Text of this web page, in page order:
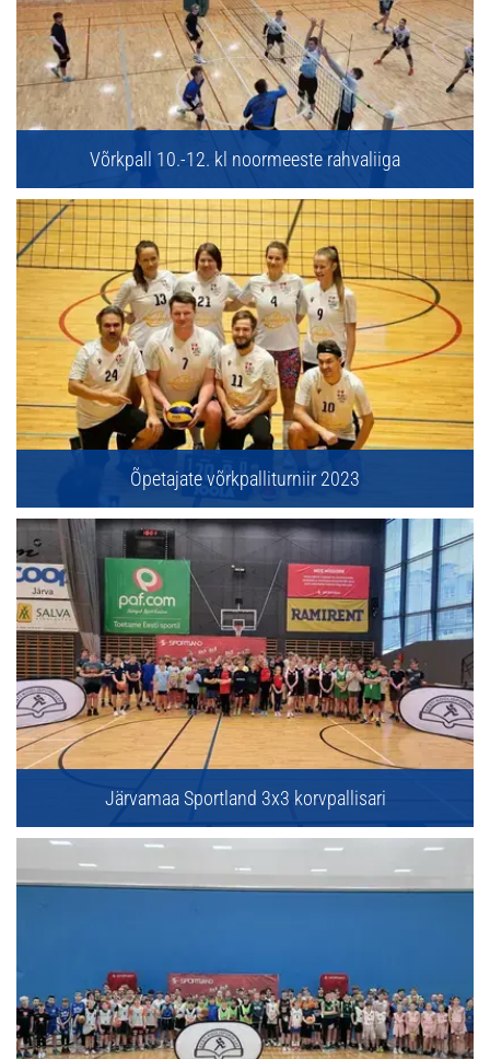
Võrkpall 10.-12. kl noormeeste rahvaliiga
Õpetajate võrkpalliturniir 2023
Järvamaa Sportland 3x3 korvpallisari